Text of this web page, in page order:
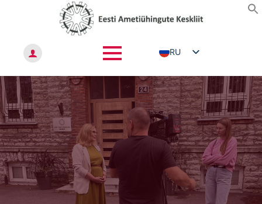
RU
EN